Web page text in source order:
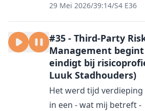
29 Mei 2026/39:14/S4 E36
#35 - Third-Party
Management
eindigt bij
Luuk Stadhouders)
Het werd tijd verdieping
in een - wat mij betreft -